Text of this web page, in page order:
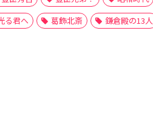
る君へ
葛飾北斎 鎌倉殿の13人